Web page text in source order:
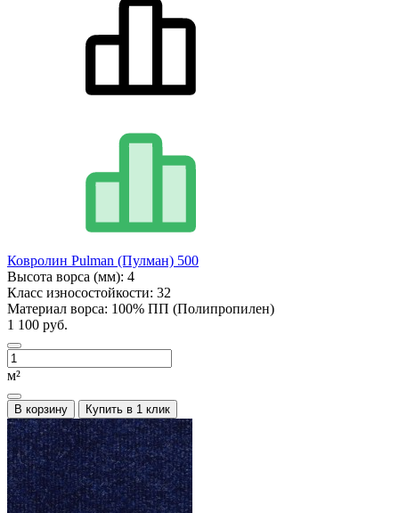
Ковролин Pulman (Пулман) 500
Высота ворса (мм): 4
Класс износостойкости: 32
Материал ворса: 100% ПП (Полипропилен)
1 100 руб.
м²
В корзину Купить в 1 клик